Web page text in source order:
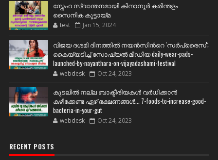
സ്നേഹ സ്വാന്തനമായി കിനാനൂർ കരിന്തളം
സൈനിക കൂട്ടായ്മ
test Jan 15, 2024
വിജയ ദശമി ദിനത്തില്‍ നയന്‍സിന്‍റെ 'സര്‍പ്രൈസ്';
കൈയ്യടിച്ച് സോഷ്യല്‍ മീഡിയ daily-wear-pads-
launched-by-nayanthara-on-vijayadashami-festival
webdesk Oct 24, 2023
കുടലിൽ നല്ല ബാക്ടീരിയകൾ വര്‍ധിക്കാന്‍
കഴിക്കേണ്ട ഏഴ് ഭക്ഷണങ്ങള്‍... 7-foods-to-increase-good-
bacteria-in-your-gut
webdesk Oct 24, 2023
RECENT POSTS